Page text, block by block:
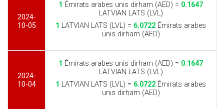
2024-
10-05
1 Émirats arabes unis dirham (AED) = 0.1647
LATVIAN LATS (LVL)
1 LATVIAN LATS (LVL) = 6.0722 Émirats arabes
unis dirham (AED)
2024-
10-04
1 Émirats arabes unis dirham (AED) = 0.1647
LATVIAN LATS (LVL)
1 LATVIAN LATS (LVL) = 6.0722 Émirats arabes
unis dirham (AED)